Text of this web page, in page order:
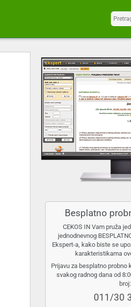
Besplatno
CEKOS IN Vam pruža
jednodnevnog
Ekspert-a, kako biste se
karakteristikama
Prijavu za besplatno probno
svakog radnog dana od
broj:
011/30